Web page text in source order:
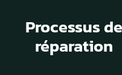
Processus de
réparation